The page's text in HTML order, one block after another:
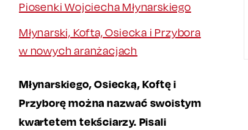
Piosenki Wojciecha Młynarskiego
Młynarski, Kofta, Osiecka i Przybora
w nowych aranżacjach
Młynarskiego, Osiecką, Koftę i
Przyborę można nazwać swoistym
kwartetem tekściarzy. Pisali